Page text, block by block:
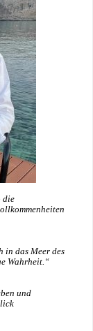
die
in das Meer des
Wahrheit.“
und